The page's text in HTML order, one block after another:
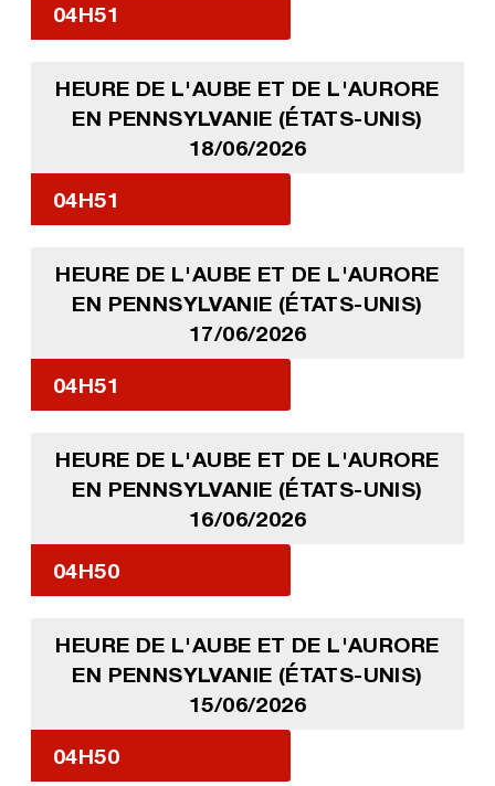
04H51
HEURE DE L'AUBE ET DE L'AURORE
EN PENNSYLVANIE (ÉTATS-UNIS)
18/06/2026
04H51
HEURE DE L'AUBE ET DE L'AURORE
EN PENNSYLVANIE (ÉTATS-UNIS)
17/06/2026
04H51
HEURE DE L'AUBE ET DE L'AURORE
EN PENNSYLVANIE (ÉTATS-UNIS)
16/06/2026
04H50
HEURE DE L'AUBE ET DE L'AURORE
EN PENNSYLVANIE (ÉTATS-UNIS)
15/06/2026
04H50